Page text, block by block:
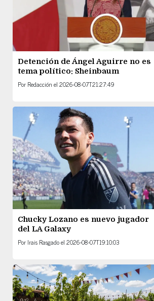
Detención de Ángel Aguirre no es
tema político: Sheinbaum
Por Redacción el 2026-08-07T21:27:49
Chucky Lozano es nuevo jugador
del LA Galaxy
Por Irais Rasgadoel 2026-08-07T19:10:03